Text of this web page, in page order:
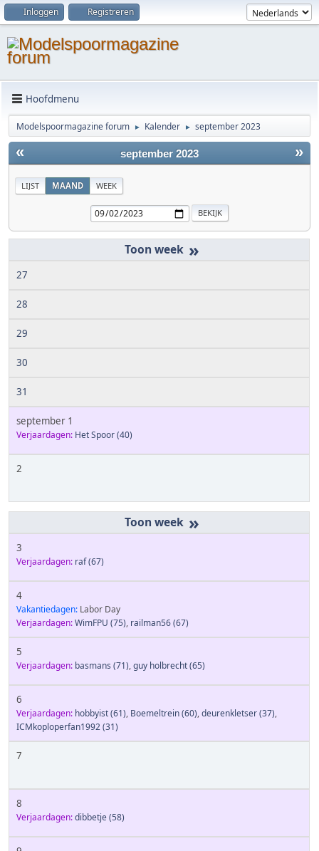
Inloggen Registreren
Hoofdmenu
Modelspoormagazine forum ► Kalender ► september 2023
« »
september 2023
LIJST MAAND WEEK
»
27
28
29
30
31
september 1
Verjaardagen: Het Spoor(40)
2
»
3
Verjaardagen: raf(67)
4
Vakantiedagen: Labor Day
Verjaardagen:WimFPU (75), railman56(67)
5
Verjaardagen: basmans (71),guy holbrecht(65)
6
Verjaardagen: hobbyist(61), Boemeltrein(60),deurenkletser(37),
ICMkoploperfan1992(31)
7
8
Verjaardagen:dibbetje(58)